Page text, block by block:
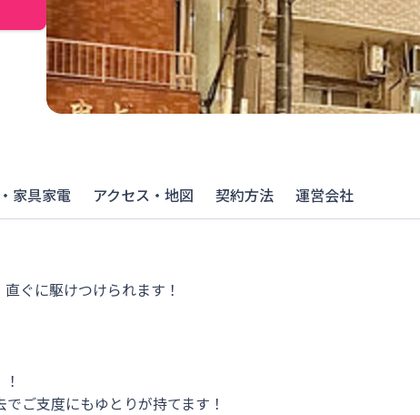
家具家電 アクセス・地図 契約方法 運営会社
ぐに駆けつけられます！
ご支度にもゆとりが持てます！